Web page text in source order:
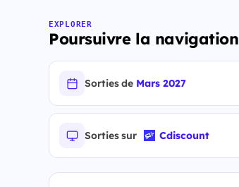
EXPLORER
Poursuivre la navigation
Sorties de Mars 2027
Sorties sur Cdiscount